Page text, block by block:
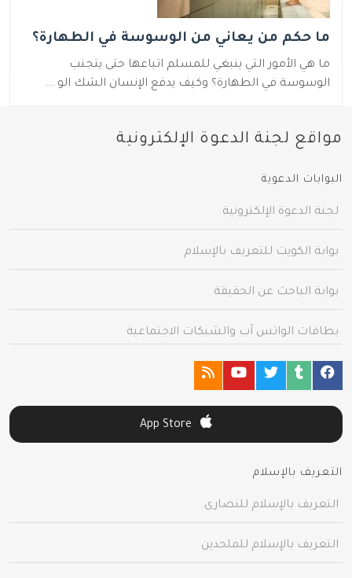
ما حكم من يعاني من الوسوسة في الطهارة؟
ما هي الأمور التي ينبغي للمسلم اتباعها حتى يتجنب
الوسوسة في الطهارة؟ وكيف يدفع الإنسان الشك الو ...
مواقع لجنة الدعوة الإلكترونية
البوابات الدعوية
لجنة الدعوة الإلكترونية
بوابة الكويت للتعريف بالإسلام
بوابة الباحث عن الحقيقة
بطاقات الواتس آب والشبكات الاجتماعية
التعريف بالإسلام
التعريف بالإسلام للنصارى
التعريف بالإسلام للملحدين